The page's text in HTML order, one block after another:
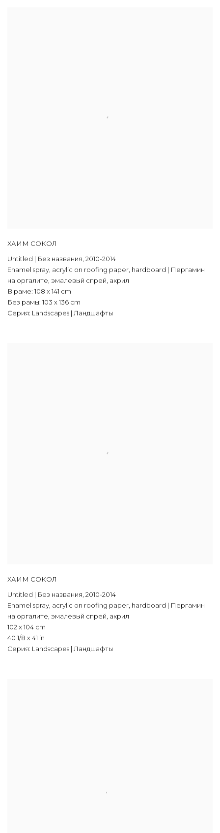
ХАИМ СОКОЛ
Untitled | Без названия, 2010-2014
Enamel spray, acrylic on roofing paper, hardboard | Пергамин
на оргалите, эмалевый спрей, акрил
В раме: 108 x 141 сm
Без рамы: 103 x 136 cm
Серия: Landscapes | Ландшафты
ХАИМ СОКОЛ
Untitled | Без названия, 2010-2014
Enamel spray, acrylic on roofing paper, hardboard | Пергамин
на оргалите, эмалевый спрей, акрил
102 x 104 cm
40 1/8 x 41 in
Серия: Landscapes | Ландшафты